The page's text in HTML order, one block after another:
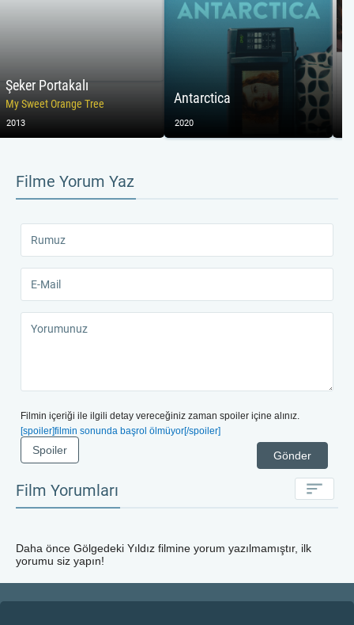
Şeker Portakalı
My Sweet Orange Tree
2013
Antarctica
2020
Filme Yorum Yaz
Filmin içeriği ile ilgili detay vereceğiniz zaman spoiler içine alınız.
[spoiler]filmin sonunda başrol ölmüyor[/spoiler]
Gönder
Spoiler
Film Yorumları
Daha önce Gölgedeki Yıldız filmine yorum yazılmamıştır, ilk
yorumu siz yapın!